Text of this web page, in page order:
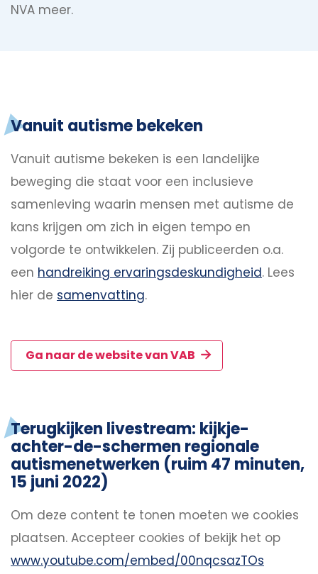
NVA meer.
Vanuit autisme bekeken
Vanuit autisme bekeken is een landelijke
beweging die staat voor een inclusieve
samenleving waarin mensen met autisme de
kans krijgen om zich in eigen tempo en
volgorde te ontwikkelen. Zij publiceerden o.a.
een handreiking ervaringsdeskundigheid. Lees
hier de samenvatting.
Ga naar de website van VAB
Terugkijken livestream: kijkje-
achter-de-schermen regionale
autismenetwerken (ruim 47 minuten,
15 juni 2022)
Om deze content te tonen moeten we cookies
plaatsen. Accepteer cookies of bekijk het op
www.youtube.com/embed/00nqcsazTOs